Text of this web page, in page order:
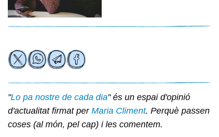
"Lo pa nostre de cada dia" és un espai d'opinió
d'actualitat firmat per Maria Climent. Perquè passen
coses (al món, pel cap) i les comentem.